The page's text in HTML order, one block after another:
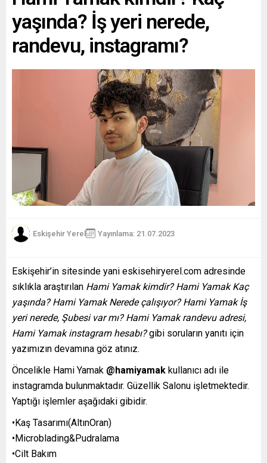
yaşında? İş yeri nerede,
randevu, instagramı?
Eskişehir Yerel Yayınlama: 21.07.2023
Eskişehir’in sitesinde yani eskisehiryerel.com adresinde
sıklıkla araştırılan Hami Yamak kimdir? Hami Yamak Kaç
yaşında? Hami Yamak Nerede çalışıyor? Hami Yamak İş
yeri nerede, Şubesi var mı? Hami Yamak randevu adresi,
Hami Yamak instagram hesabı?gibi soruların yanıtı için
yazımızın devamına göz atınız.
Öncelikle Hami Yamak @hamiyamak kullanıcı adı ile
instagramda bulunmaktadır. Güzellik Salonu işletmektedir.
Yaptığı işlemler aşağıdaki gibidir.
•Kaş Tasarımı(AltınOran)
•Microblading&Pudralama
•Cilt Bakım